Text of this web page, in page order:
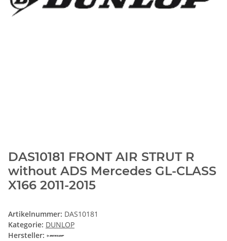
DAS10181 FRONT AIR STRUT R
without ADS Mercedes GL-CLASS
X166 2011-2015
Artikelnummer: DAS10181
Kategorie: DUNLOP
Hersteller: